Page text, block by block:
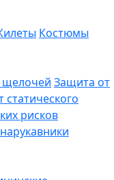
Костюмы
щелочей Защита от
рисков